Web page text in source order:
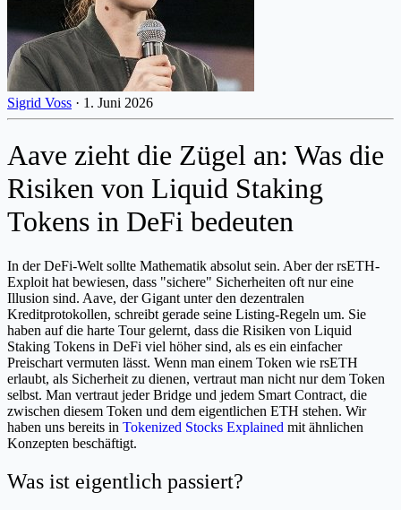
Sigrid Voss · 1. Juni 2026
Aave zieht die Zügel an: Was die
Risiken von Liquid Staking
Tokens in DeFi bedeuten
In der DeFi-Welt sollte Mathematik absolut sein. Aber der rsETH-
Exploit hat bewiesen, dass "sichere" Sicherheiten oft nur eine
Illusion sind. Aave, der Gigant unter den dezentralen
Kreditprotokollen, schreibt gerade seine Listing-Regeln um. Sie
haben auf die harte Tour gelernt, dass die Risiken von Liquid
Staking Tokens in DeFi viel höher sind, als es ein einfacher
Preischart vermuten lässt. Wenn man einem Token wie rsETH
erlaubt, als Sicherheit zu dienen, vertraut man nicht nur dem Token
selbst. Man vertraut jeder Bridge und jedem Smart Contract, die
zwischen diesem Token und dem eigentlichen ETH stehen. Wir
haben uns bereits in Tokenized Stocks Explained mit ähnlichen
Konzepten beschäftigt.
Was ist eigentlich passiert?